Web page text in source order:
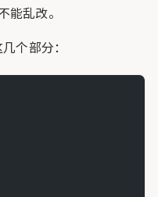
能乱改。
个部分：